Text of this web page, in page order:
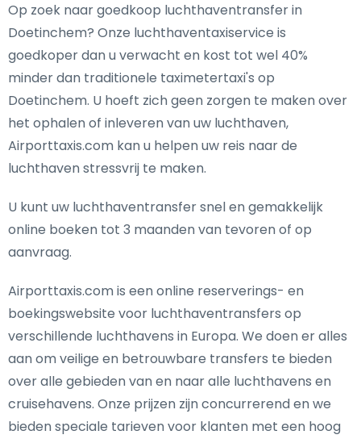
Op zoek naar goedkoop luchthaventransfer in
Doetinchem? Onze luchthaventaxiservice is
goedkoper dan u verwacht en kost tot wel 40%
minder dan traditionele taximetertaxi's op
Doetinchem. U hoeft zich geen zorgen te maken over
het ophalen of inleveren van uw luchthaven,
Airporttaxis.com kan u helpen uw reis naar de
luchthaven stressvrij te maken.
U kunt uw luchthaventransfer snel en gemakkelijk
online boeken tot 3 maanden van tevoren of op
aanvraag.
Airporttaxis.com is een online reserverings- en
boekingswebsite voor luchthaventransfers op
verschillende luchthavens in Europa. We doen er alles
aan om veilige en betrouwbare transfers te bieden
over alle gebieden van en naar alle luchthavens en
cruisehavens. Onze prijzen zijn concurrerend en we
bieden speciale tarieven voor klanten met een hoog